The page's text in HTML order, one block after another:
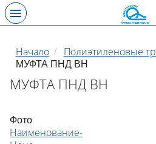
Начало / Полиэтиленовые
МУФТА ПНД ВН
МУФТА ПНД ВН
Фото
Наименование-